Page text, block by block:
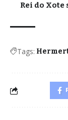
Rei do
Tags: